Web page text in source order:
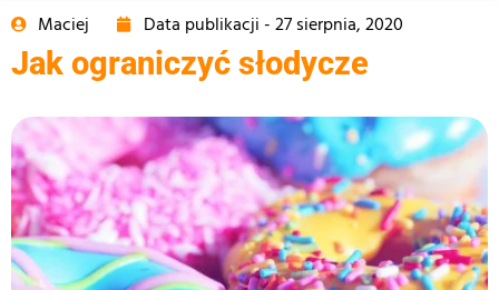
Maciej Data publikacji - 27 sierpnia, 2020
Jak ograniczyć słodycze